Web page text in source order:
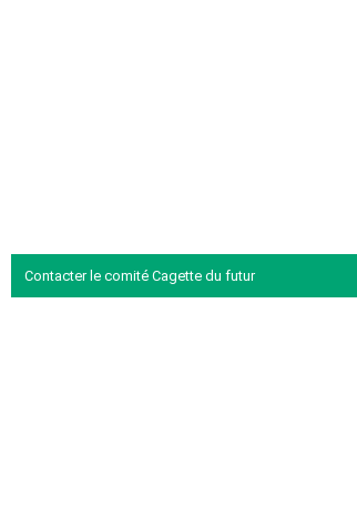
Contacter le comité Cagette du futur